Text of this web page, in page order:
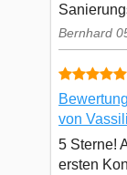
Bernhard
von
5 Sterne!
ersten